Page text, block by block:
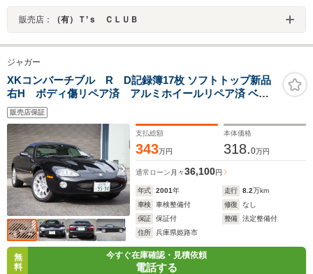
販売店： （有）Ｔ’ｓ ＣＬＵＢ
ジャガー
XKコンバーチブル R D記録簿17枚 ソフトトップ新品
右H ボディ傷リペア済 アルミホイールリペア済 ベー
ジュ革
販売店保証
支払総額
343万円
本体価格
318.0万円
通常ローン 月々36,100円
年式 2001年 走行 8.2万km
車検
車検整備付 修復
なし
保証
保証付 整備
法定整備付
住所
兵庫県姫路市
無
料
今すぐ在庫確認・見積依頼
電話する